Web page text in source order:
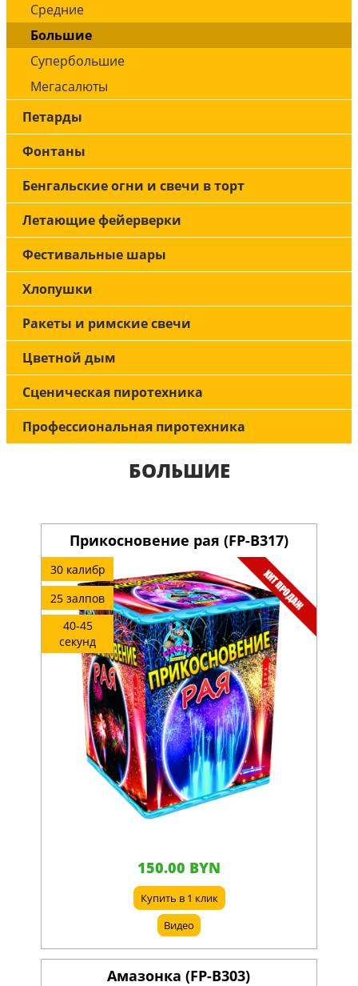
Средние
Большие
Супербольшие
Мегасалюты
Петарды
Фонтаны
Бенгальские огни и свечи в торт
Летающие фейерверки
Фестивальные шары
Хлопушки
Ракеты и римские свечи
Цветной дым
Сценическая пиротехника
Профессиональная пиротехника
БОЛЬШИЕ
Прикосновение рая (FP-B317)
30 калибр
25 залпов
40-45
секунд
150.00 BYN
Купить в 1 клик
Видео
Амазонка (FP-B303)